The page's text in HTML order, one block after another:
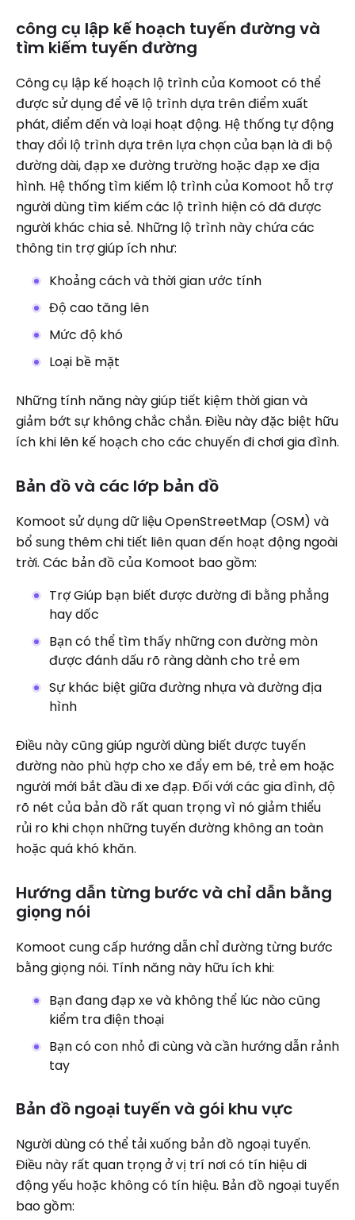
công cụ lập kế hoạch tuyến đường và
tìm kiếm tuyến đường
Công cụ lập kế hoạch lộ trình của Komoot có thể
được sử dụng để vẽ lộ trình dựa trên điểm xuất
phát, điểm đến và loại hoạt động. Hệ thống tự động
thay đổi lộ trình dựa trên lựa chọn của bạn là đi bộ
đường dài, đạp xe đường trường hoặc đạp xe địa
hình. Hệ thống tìm kiếm lộ trình của Komoot hỗ trợ
người dùng tìm kiếm các lộ trình hiện có đã được
người khác chia sẻ. Những lộ trình này chứa các
thông tin trợ giúp ích như:
Khoảng cách và thời gian ước tính
Độ cao tăng lên
Mức độ khó
Loại bề mặt
Những tính năng này giúp tiết kiệm thời gian và
giảm bớt sự không chắc chắn. Điều này đặc biệt hữu
ích khi lên kế hoạch cho các chuyến đi chơi gia đình.
Bản đồ và các lớp bản đồ
Komoot sử dụng dữ liệu OpenStreetMap (OSM) và
bổ sung thêm chi tiết liên quan đến hoạt động ngoài
trời. Các bản đồ của Komoot bao gồm:
Trợ Giúp bạn biết được đường đi bằng phẳng
hay dốc
Bạn có thể tìm thấy những con đường mòn
được đánh dấu rõ ràng dành cho trẻ em
Sự khác biệt giữa đường nhựa và đường địa
hình
Điều này cũng giúp người dùng biết được tuyến
đường nào phù hợp cho xe đẩy em bé, trẻ em hoặc
người mới bắt đầu đi xe đạp. Đối với các gia đình, độ
rõ nét của bản đồ rất quan trọng vì nó giảm thiểu
rủi ro khi chọn những tuyến đường không an toàn
hoặc quá khó khăn.
Hướng dẫn từng bước và chỉ dẫn bằng
giọng nói
Komoot cung cấp hướng dẫn chỉ đường từng bước
bằng giọng nói. Tính năng này hữu ích khi:
Bạn đang đạp xe và không thể lúc nào cũng
kiểm tra điện thoại
Bạn có con nhỏ đi cùng và cần hướng dẫn rảnh
tay
Bản đồ ngoại tuyến và gói khu vực
Người dùng có thể tải xuống bản đồ ngoại tuyến.
Điều này rất quan trọng ở vị trí nơi có tín hiệu di
động yếu hoặc không có tín hiệu. Bản đồ ngoại tuyến
bao gồm: